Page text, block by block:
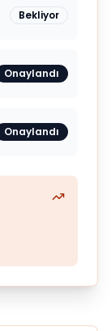
Bekliyor
Onaylandı
Onaylandı